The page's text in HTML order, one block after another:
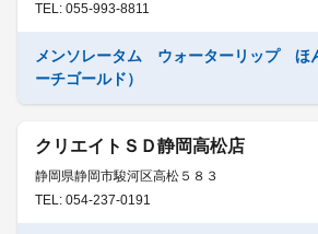
TEL: 055-993-8811
メンソレータム ウォーターリップ ほ
ーチゴールド）
クリエイトＳＤ静岡高松店
静岡県静岡市駿河区高松５８３
TEL: 054-237-0191